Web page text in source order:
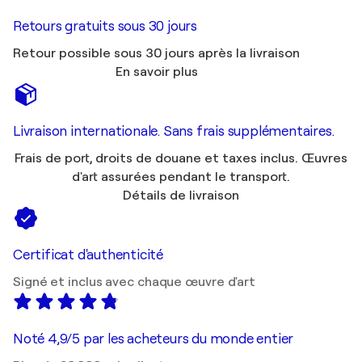
Retours gratuits sous 30 jours
Retour possible sous 30 jours après la livraison
En savoir plus
Livraison internationale. Sans frais supplémentaires.
Frais de port, droits de douane et taxes inclus. Œuvres
d'art assurées pendant le transport.
Détails de livraison
Certificat d'authenticité
Signé et inclus avec chaque œuvre d'art
Noté 4,9/5 par les acheteurs du monde entier